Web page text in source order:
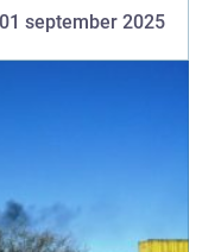
01 september 2025